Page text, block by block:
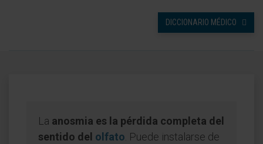
DICCIONARIO MÉDICO
La anosmia es la pérdida completa del
sentido del olfato . Puede instalarse de